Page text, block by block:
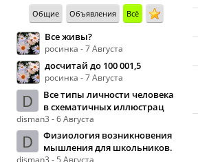
Общие Объявления Всё
Все живы?
росинка - 7 Августа
досчитай до 100 001,5
росинка - 7 Августа
D
Все типы личности человека
в схематичных иллюстрац
disman3 - 6 Августа
D
Физиология возникновения
мышления для школьников.
disman3 - 5 Августа